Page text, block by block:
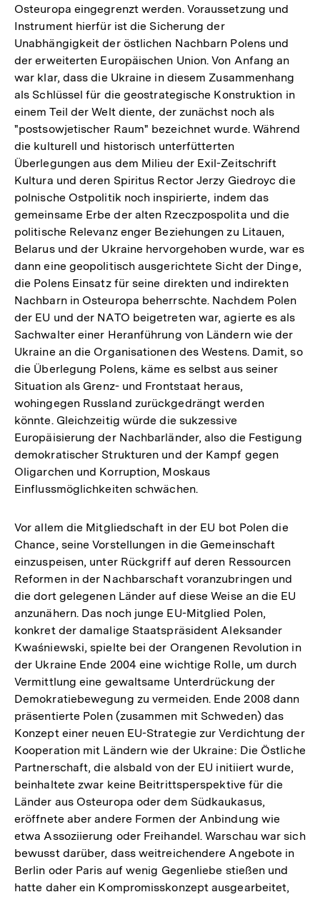
Osteuropa eingegrenzt werden. Voraussetzung und
Instrument hierfür ist die Sicherung der
Unabhängigkeit der östlichen Nachbarn Polens und
der erweiterten Europäischen Union. Von Anfang an
war klar, dass die Ukraine in diesem Zusammenhang
als Schlüssel für die geostrategische Konstruktion in
einem Teil der Welt diente, der zunächst noch als
"postsowjetischer Raum" bezeichnet wurde. Während
die kulturell und historisch unterfütterten
Überlegungen aus dem Milieu der Exil-Zeitschrift
Kultura und deren Spiritus Rector Jerzy Giedroyc die
polnische Ostpolitik noch inspirierte, indem das
gemeinsame Erbe der alten Rzeczpospolita und die
politische Relevanz enger Beziehungen zu Litauen,
Belarus und der Ukraine hervorgehoben wurde, war es
dann eine geopolitisch ausgerichtete Sicht der Dinge,
die Polens Einsatz für seine direkten und indirekten
Nachbarn in Osteuropa beherrschte. Nachdem Polen
der EU und der NATO beigetreten war, agierte es als
Sachwalter einer Heranführung von Ländern wie der
Ukraine an die Organisationen des Westens. Damit, so
die Überlegung Polens, käme es selbst aus seiner
Situation als Grenz- und Frontstaat heraus,
wohingegen Russland zurückgedrängt werden
könnte. Gleichzeitig würde die sukzessive
Europäisierung der Nachbarländer, also die Festigung
demokratischer Strukturen und der Kampf gegen
Oligarchen und Korruption, Moskaus
Einflussmöglichkeiten schwächen.
Vor allem die Mitgliedschaft in der EU bot Polen die
Chance, seine Vorstellungen in die Gemeinschaft
einzuspeisen, unter Rückgriff auf deren Ressourcen
Reformen in der Nachbarschaft voranzubringen und
die dort gelegenen Länder auf diese Weise an die EU
anzunähern. Das noch junge EU-Mitglied Polen,
konkret der damalige Staatspräsident Aleksander
Kwaśniewski, spielte bei der Orangenen Revolution in
der Ukraine Ende 2004 eine wichtige Rolle, um durch
Vermittlung eine gewaltsame Unterdrückung der
Demokratiebewegung zu vermeiden. Ende 2008 dann
präsentierte Polen (zusammen mit Schweden) das
Konzept einer neuen EU-Strategie zur Verdichtung der
Kooperation mit Ländern wie der Ukraine: Die Östliche
Partnerschaft, die alsbald von der EU initiiert wurde,
beinhaltete zwar keine Beitrittsperspektive für die
Länder aus Osteuropa oder dem Südkaukasus,
eröffnete aber andere Formen der Anbindung wie
etwa Assoziierung oder Freihandel. Warschau war sich
bewusst darüber, dass weitreichendere Angebote in
Berlin oder Paris auf wenig Gegenliebe stießen und
hatte daher ein Kompromisskonzept ausgearbeitet,